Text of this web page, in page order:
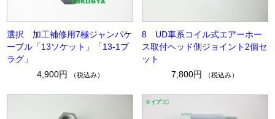
選択 加工補修用7極ジャンパケ
ーブル「13ソケット」「13-1プ
ラグ」
4,900円
（税込み）
8 UD車系コイル式エアーホー
ス取付ヘッド側ジョイント2個セ
ット
7,800円
（税込み）